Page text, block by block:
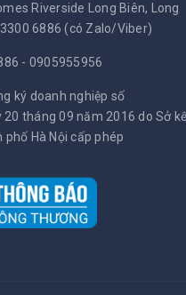
Riverside Long Biên, Long
6886 (có Zalo/Viber)
- 0905955956
ký doanh nghiệp số
tháng 09 năm 2016 do Sở
Hà Nội cấp phép